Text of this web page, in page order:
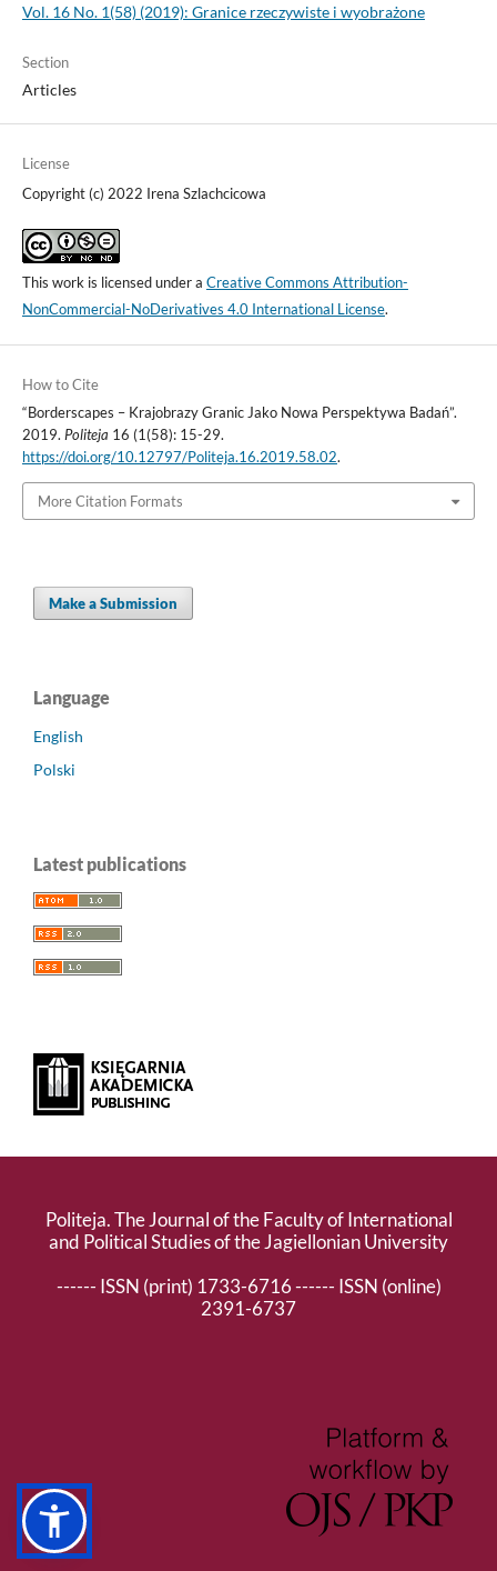
Vol. 16 No. 1(58) (2019): Granice rzeczywiste i wyobrażone
Section
Articles
License
Copyright (c) 2022 Irena Szlachcicowa
This work is licensed under a Creative Commons Attribution-
NonCommercial-NoDerivatives 4.0 International License.
How to Cite
“Borderscapes – Krajobrazy Granic Jako Nowa Perspektywa Badań”.
2019. Politeja 16 (1(58): 15-29.
https://doi.org/10.12797/Politeja.16.2019.58.02.
More Citation Formats
Make a Submission
Language
English
Polski
Latest publications
Politeja. The Journal of the Faculty of International
and Political Studies of the Jagiellonian University
------ ISSN (print) 1733-6716 ------ ISSN (online)
2391-6737